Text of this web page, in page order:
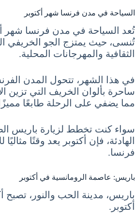
السياحة في مدن فرنسا شهر أكتوبر
تُعد السياحة في مدن فرنسا شهر
تُنسى، حيث يمتزج الجو الخريفي
الثقافية والمهرجانات المحلية.
في هذا الشهر، تتحول المدن
ساحرة بألوان الخريف التي تزين
مما يضفي على الرحلة طابعًا
سواء كنت تخطط لزيارة باريس
الهادئة، فإن أكتوبر يعد وقتًا
فرنسا.
باريس: عاصمة الرومانسية في أكتوبر
باريس، مدينة الحب والنور،
أكتوبر.